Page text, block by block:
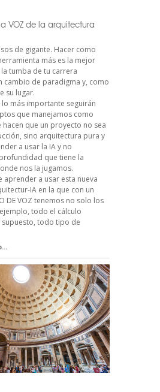
VOZ de la arquitectura
de gigante. Hacer como
más es la mejor
tumba de tu carrera
cambio de paradigma y, como
su lugar.
lo más importante seguirán
que manejamos como
que un proyecto no sea
sino arquitectura pura y
a usar la IA y no
que tiene la
nos la jugamos.
aprender a usar esta nueva
IA en la que con un
DE VOZ tenemos no solo los
todo el cálculo
todo tipo de